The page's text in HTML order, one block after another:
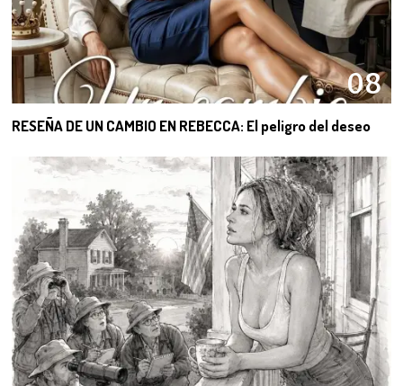
08
RESEÑA DE UN CAMBIO EN REBECCA: El peligro del deseo